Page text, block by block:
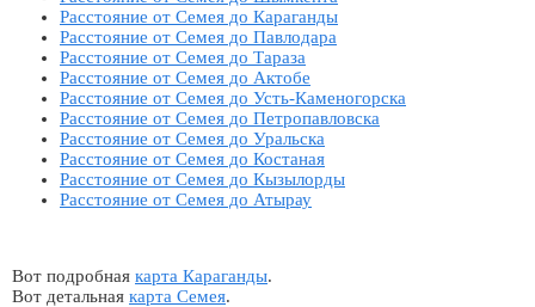
Расстояние от Семея до Караганды
Расстояние от Семея до Павлодара
Расстояние от Семея до Тараза
Расстояние от Семея до Актобе
Расстояние от Семея до Усть-Каменогорска
Расстояние от Семея до Петропавловска
Расстояние от Семея до Уральска
Расстояние от Семея до Костаная
Расстояние от Семея до Кызылорды
Расстояние от Семея до Атырау
Вот подробная карта Караганды.
Вот детальная карта Семея.